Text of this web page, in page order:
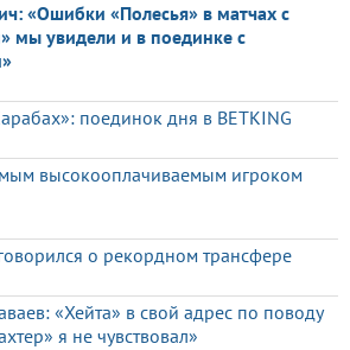
«Ошибки «Полесья» в матчах с
мы увидели и в поединке с
поединок дня в BETKING
высокооплачиваемым игроком
о рекордном трансфере
«Хейта» в свой адрес по поводу
я не чувствовал»